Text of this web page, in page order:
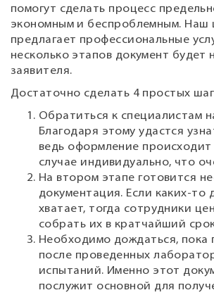
помогут сделать процесс
экономным и беспроблемным. Наш
предлагает профессиональные
несколько этапов документ будет
заявителя.
Достаточно сделать 4 простых
Обратиться к специалистам
Благодаря этому удастся
ведь оформление
случае индивидуально, что
На втором этапе готовится
документация. Если каких-то
хватает, тогда сотрудники
собрать их в кратчайший
Необходимо дождаться, пока
после проведенных
испытаний. Именно этот
послужит основной для